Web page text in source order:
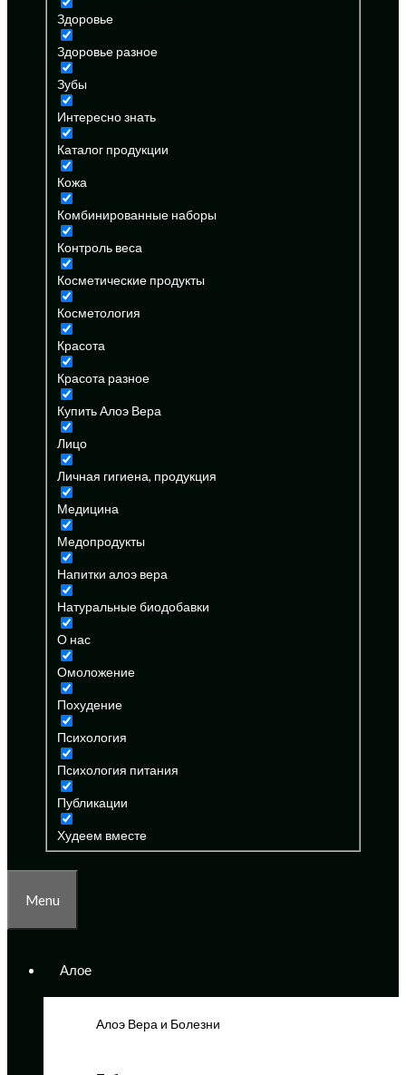
Здоровье
Здоровье разное
Зубы
Интересно знать
Каталог продукции
Кожа
Комбинированные наборы
Контроль веса
Косметические продукты
Косметология
Красота
Красота разное
Купить Алоэ Вера
Лицо
Личная гигиена, продукция
Медицина
Медопродукты
Напитки алоэ вера
Натуральные биодобавки
О нас
Омоложение
Похудение
Психология
Психология питания
Публикации
Худеем вместе
Menu
Алое
Алоэ Вера и Болезни